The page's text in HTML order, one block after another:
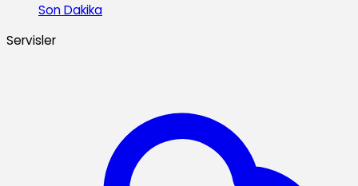
Son Dakika
Servisler